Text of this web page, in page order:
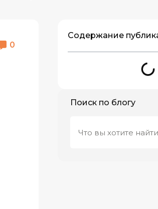
0
Содержание
Поиск по блогу